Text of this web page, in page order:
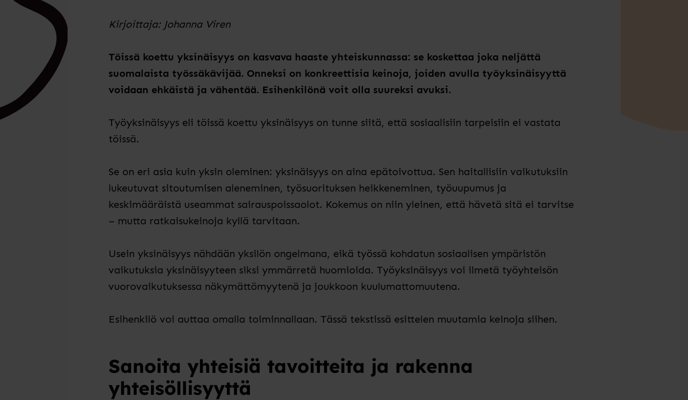
Kirjoittaja: Johanna Viren
Töissä koettu yksinäisyys on kasvava haaste yhteiskunnassa: se koskettaa joka neljättä
suomalaista työssäkävijää. Onneksi on konkreettisia keinoja, joiden avulla työyksinäisyyttä
voidaan ehkäistä ja vähentää. Esihenkilönä voit olla suureksi avuksi.
Työyksinäisyys eli töissä koettu yksinäisyys on tunne siitä, että sosiaalisiin tarpeisiin ei vastata
töissä.
Se on eri asia kuin yksin oleminen: yksinäisyys on aina epätoivottua. Sen haitallisiin vaikutuksiin
lukeutuvat sitoutumisen aleneminen, työsuorituksen heikkeneminen, työuupumus ja
keskimääräistä useammat sairauspoissaolot. Kokemus on niin yleinen, että hävetä sitä ei tarvitse
– mutta ratkaisukeinoja kyllä tarvitaan.
Usein yksinäisyys nähdään yksilön ongelmana, eikä työssä kohdatun sosiaalisen ympäristön
vaikutuksia yksinäisyyteen siksi ymmärretä huomioida. Työyksinäisyys voi ilmetä työyhteisön
vuorovaikutuksessa näkymättömyytenä ja joukkoon kuulumattomuutena.
Esihenkilö voi auttaa omalla toiminnallaan. Tässä tekstissä esittelen muutamia keinoja siihen.
Sanoita yhteisiä tavoitteita ja rakenna
yhteisöllisyyttä